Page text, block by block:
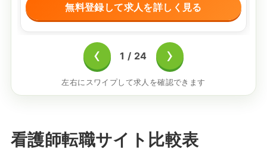
無料登録して求人を詳しく見る
‹ 1 / 24 ›
左右にスワイプして求人を確認できます
看護師転職サイト比較表